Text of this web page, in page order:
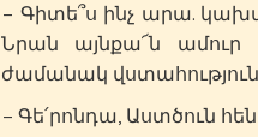
– Գիտե՞ս ինչ արա.
Նրան այնքա՜ն ամուր
ժամանակ
– Գե՛րոնդա, Աստծուն